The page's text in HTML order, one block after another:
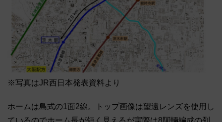
※写真はJR西日本発表資料より
ホームは島式の1面2線。トップ画像は望遠レンズを使用し